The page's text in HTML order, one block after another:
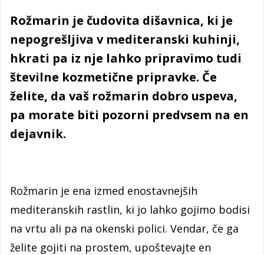
Rožmarin je čudovita dišavnica, ki je
nepogrešljiva v mediteranski kuhinji,
hkrati pa iz nje lahko pripravimo tudi
številne kozmetične pripravke. Če
želite, da vaš rožmarin dobro uspeva,
pa morate biti pozorni predvsem na en
dejavnik.
Rožmarin je ena izmed enostavnejših
mediteranskih rastlin, ki jo lahko gojimo bodisi
na vrtu ali pa na okenski polici. Vendar, če ga
želite gojiti na prostem, upoštevajte en